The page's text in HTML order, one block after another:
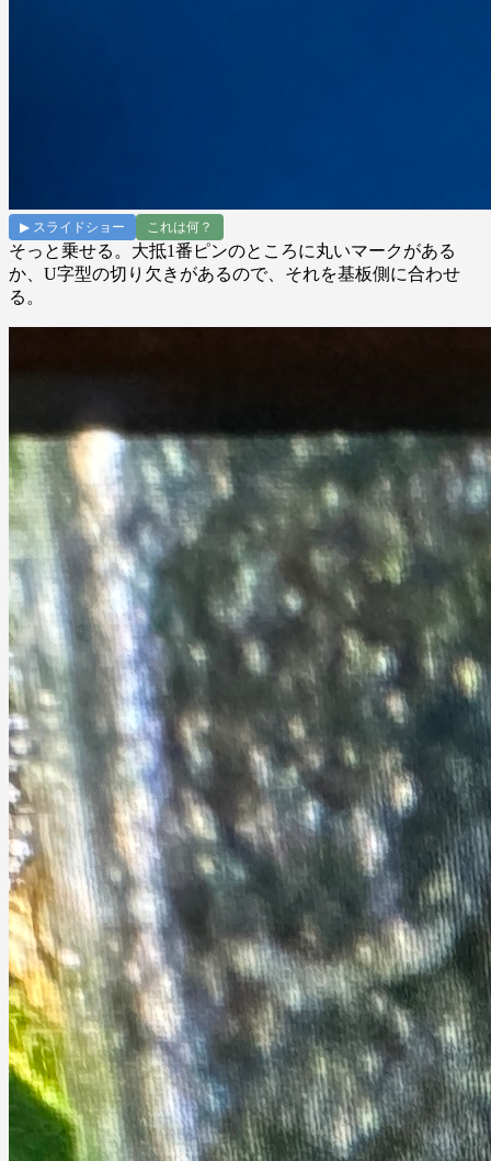
▶ スライドショー これは何？
そっと乗せる。大抵1番ピンのところに丸いマークがある
か、U字型の切り欠きがあるので、それを基板側に合わせ
る。